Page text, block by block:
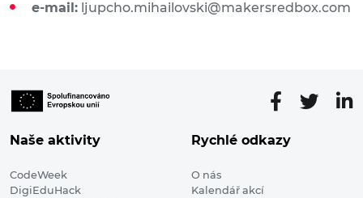
e-mail: ljupcho.mihailovski@makersredbox.com
Naše aktivity
CodeWeek
DigiEduHack
Rychlé odkazy
O nás
Kalendář akcí